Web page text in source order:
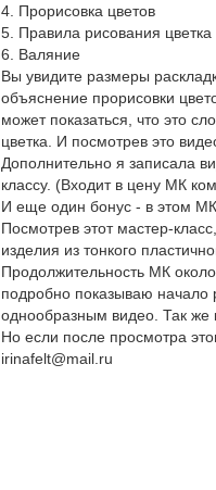
4. Прорисовка цветов
5. Правила рисования цветка
6. Валяние
Вы увидите размеры
объяснение прорисовки
может показаться, что это
цветка. И посмотрев это
Дополнительно я записала
классу. (Входит в цену МК
И еще один бонус - в этом
Посмотрев этот мастер-
изделия из тонкого
Продолжительность МК
подробно показываю начало
однообразным видео. Так
Но если после просмотра
irinafelt@mail.ru